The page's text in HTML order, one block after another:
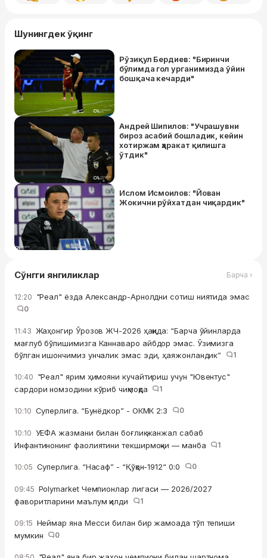
Шунингдек ўқинг
Рўзиқул Бердиев: "Биринчи
бўлимда гол урганимизда ўйин
бошқача кечарди"
Андрей Шипилов: "Учрашувни
бироз асабий бошладик, кейин
хотиржам ҳаракат қилишга
ўтдик"
Ислом Исмоилов: "Йован
Жокични рўйхатдан чиқардик"
Сўнгги янгиликлар Барча ›
12:20 "Реал" ёзда Александр-Арнолдни сотиш ниятида эмас
0
11:43 Жаҳонгир Ўрозов ЖЧ-2026 ҳақида: “Барча ўйинларда
мағлуб бўлишимизга Каннаваро айбдор эмас. Ўзимизга
бўлган ишончимиз унчалик эмас эди, ҳаяжонландик”
1
10:40 "Реал" ярим ҳимояни кучайтириш учун "Ювентус"
сардори номзодини кўриб чиқмоқда
1
10:10 Суперлига. “Бунёдкор” - ОКМК 2:3 0
10:10 УЕФА жазмани билан боғлиқ жанжал сабаб
Инфантинонинг фаолиятини текширмоқчи — манба
1
10:05 Суперлига. “Насаф” - “Қўқон-1912“ 0:0 0
09:45 Polymarket Чемпионлар лигаси — 2026/2027
фаворитларини маълум қилди
1
09:15 Неймар яна Месси билан бир жамоада тўп тепиши
мумкин
0